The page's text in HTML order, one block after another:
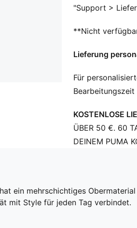
"Support >
**Nicht
Lieferung
Für
KOSTENLOSE
ÜBER 50 €. 60
DEINEM PUMA
ein mehrschichtiges
mit Style für jeden Tag verbindet.